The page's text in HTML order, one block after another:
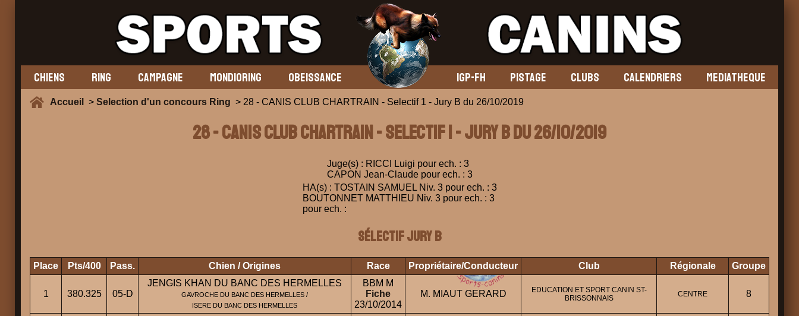
CHIENS RING CAMPAGNE MONDIORING OBEISSANCE IGP-FH PISTAGE CLUBS CALENDRIERS MEDIATHEQUE
Accueil > Selection d'un concours Ring > 28 - CANIS CLUB CHARTRAIN - Selectif 1 - Jury B du 26/10/2019
28 - CANIS CLUB CHARTRAIN - Selectif 1 - Jury B du 26/10/2019
Juge(s) : RICCI Luigi pour ech. : 3
CAPON Jean-Claude pour ech. : 3
HA(s) : TOSTAIN SAMUEL Niv. 3 pour ech. : 3
BOUTONNET MATTHIEU Niv. 3 pour ech. : 3
pour ech. :
Sélectif Jury B
Place Pts/400 Pass. Chien / Origines Race Propriétaire/Conducteur Club Régionale Groupe
1 380.325 05-D
JENGIS KHAN DU BANC DES HERMELLES
GAVROCHE DU BANC DES HERMELLES /
ISERE DU BANC DES HERMELLES
BBM M
Fiche
23/10/2014
M. MIAUT GERARD
EDUCATION ET SPORT CANIN ST-
BRISSONNAIS
CENTRE 8